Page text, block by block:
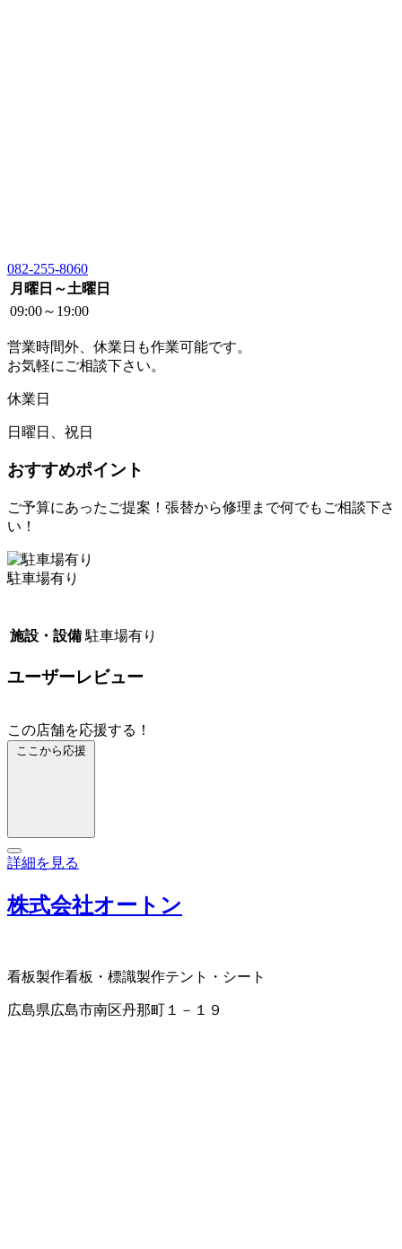
082-255-8060
月曜日～土曜日
09:00～19:00
営業時間外、休業日も作業可能です。
お気軽にご相談下さい。
休業日
日曜日、祝日
おすすめポイント
ご予算にあったご提案！張替から修理まで何でもご相談下さ
い！
駐車場有り
施設・設備 駐車場有り
ユーザーレビュー
この店舗を応援する！
ここから応援
詳細を見る
株式会社オートン
看板製作看板・標識製作テント・シート
広島県広島市南区丹那町１－１９